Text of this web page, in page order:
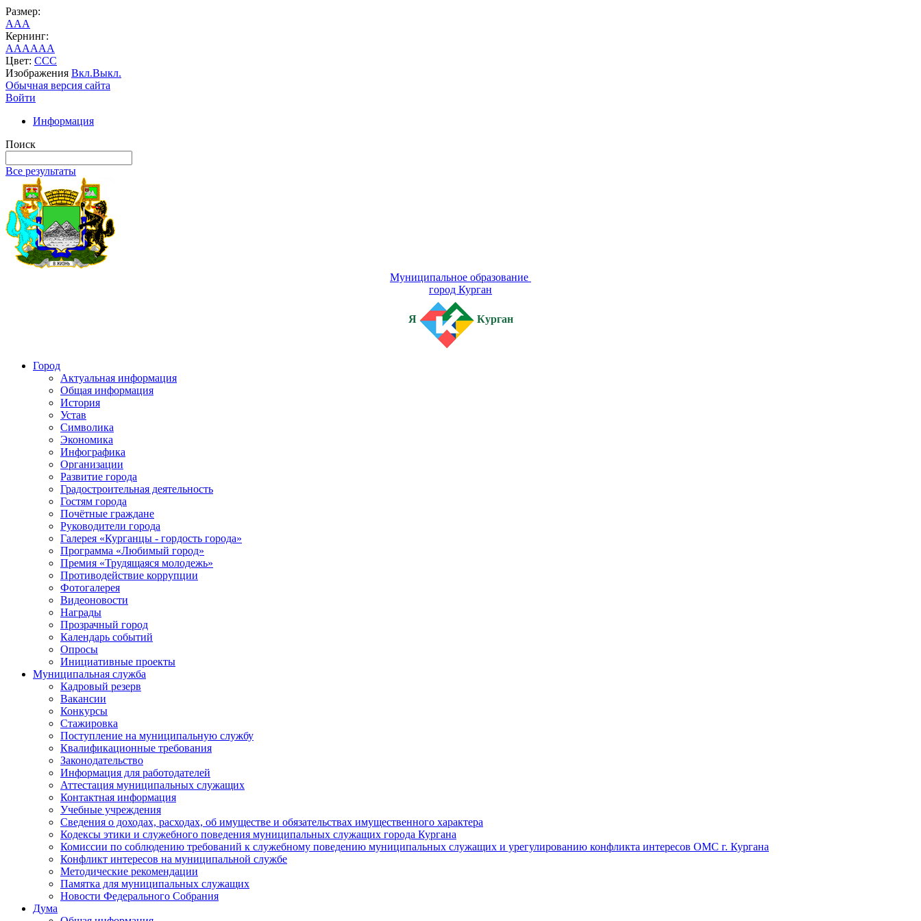
Размер:
AAA
Кернинг:
AAAAAA
Цвет: CCC
Изображения Вкл.Выкл.
Обычная версия сайта
Войти
Информация
Поиск
Все результаты
Муниципальное образование
город Курган
Я Курган
Город
Актуальная информация
Общая информация
История
Устав
Символика
Экономика
Инфографика
Организации
Развитие города
Градостроительная деятельность
Гостям города
Почётные граждане
Руководители города
Галерея «Курганцы - гордость города»
Программа «Любимый город»
Премия «Трудящаяся молодежь»
Противодействие коррупции
Фотогалерея
Видеоновости
Награды
Прозрачный город
Календарь событий
Опросы
Инициативные проекты
Муниципальная служба
Кадровый резерв
Вакансии
Конкурсы
Стажировка
Поступление на муниципальную службу
Квалификационные требования
Законодательство
Информация для работодателей
Аттестация муниципальных служащих
Контактная информация
Учебные учреждения
Сведения о доходах, расходах, об имуществе и обязательствах имущественного характера
Кодексы этики и служебного поведения муниципальных служащих города Кургана
Комиссии по соблюдению требований к служебному поведению муниципальных служащих и урегулированию конфликта интересов ОМС г. Кургана
Конфликт интересов на муниципальной службе
Методические рекомендации
Памятка для муниципальных служащих
Новости Федерального Cобрания
Дума